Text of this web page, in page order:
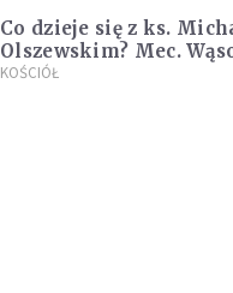
Co dzieje się z ks.
Olszewskim? Mec.
Obserwuję jego
KOŚCIÓŁ